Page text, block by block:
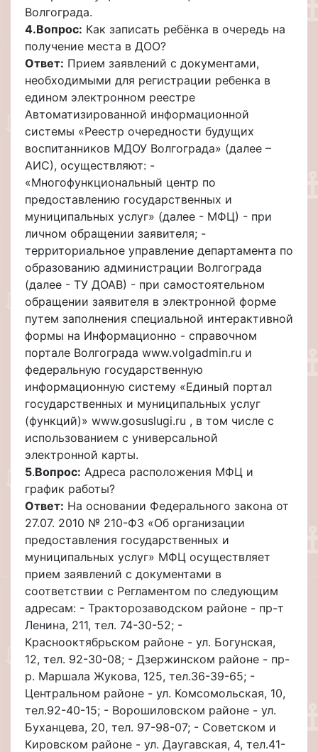
Волгограда.
4.Вопрос: Как записать ребёнка в очередь на
получение места в ДОО?
Ответ: Прием заявлений с документами,
необходимыми для регистрации ребенка в
едином электронном реестре
Автоматизированной информационной
системы «Реестр очередности будущих
воспитанников МДОУ Волгограда» (далее –
АИС), осуществляют: -
«Многофункциональный центр по
предоставлению государственных и
муниципальных услуг» (далее - МФЦ) - при
личном обращении заявителя; -
территориальное управление департамента по
образованию администрации Волгограда
(далее - ТУ ДОАВ) - при самостоятельном
обращении заявителя в электронной форме
путем заполнения специальной интерактивной
формы на Информационно - справочном
портале Волгограда www.volgadmin.ru и
федеральную государственную
информационную систему «Единый портал
государственных и муниципальных услуг
(функций)» www.gosuslugi.ru , в том числе с
использованием с универсальной
электронной карты.
5.Вопрос: Адреса расположения МФЦ и
график работы?
Ответ: На основании Федерального закона от
27.07. 2010 № 210-ФЗ «Об организации
предоставления государственных и
муниципальных услуг» МФЦ осуществляет
прием заявлений с документами в
соответствии с Регламентом по следующим
адресам: - Тракторозаводском районе - пр-т
Ленина, 211, тел. 74-30-52; -
Краснооктябрьском районе - ул. Богунская,
12, тел. 92-30-08; - Дзержинском районе - пр-
р. Маршала Жукова, 125, тел.36-39-65; -
Центральном районе - ул. Комсомольская, 10,
тел.92-40-15; - Ворошиловском районе - ул.
Буханцева, 20, тел. 97-98-07; - Советском и
Кировском районе - ул. Даугавская, 4, тел.41-